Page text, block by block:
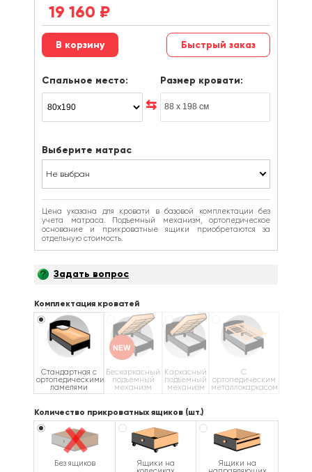
19 160 ₽
Быстрый заказ
Спальное место: Размер кровати:
Выберите матрас
Не выбран
Цена указана для кровати в базовой комплектации без
учета матраса. Подъемный механизм, ортопедическое
основание и прикроватные ящики приобретаются за
отдельную стоимость.
Задать вопрос
Комплектация кроватей
Стандартная с
ортопедическими
ламелями
Бескаркасный
подъемный
механизм
Каркасный
подъемный
механизм
С
ортопедическим
металлокаркасом
Количество прикроватных ящиков (шт.)
Без ящиков
Ящики на
Ящики на